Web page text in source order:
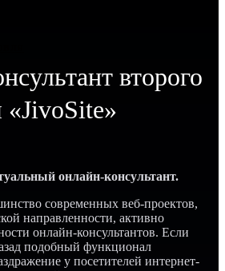
второго
«JivoSite»
онлайн-консультант.
современных веб-проектов,
направленности, активно
онлайн-консультантов. Если
подобный функционал
у посетителей интернет-